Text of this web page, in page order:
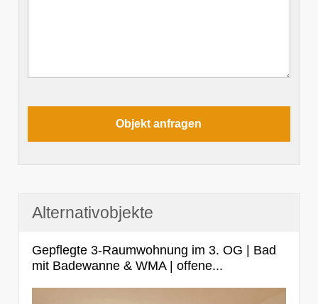
Alternativobjekte
Gepflegte 3-Raumwohnung im 3. OG | Bad
mit Badewanne & WMA | offene...